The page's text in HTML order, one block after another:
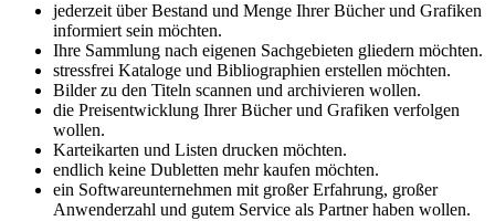
jederzeit über Bestand und Menge Ihrer Bücher und Grafiken
informiert sein möchten.
Ihre Sammlung nach eigenen Sachgebieten gliedern möchten.
stressfrei Kataloge und Bibliographien erstellen möchten.
Bilder zu den Titeln scannen und archivieren wollen.
die Preisentwicklung Ihrer Bücher und Grafiken verfolgen
wollen.
Karteikarten und Listen drucken möchten.
endlich keine Dubletten mehr kaufen möchten.
ein Softwareunternehmen mit großer Erfahrung, großer
Anwenderzahl und gutem Service als Partner haben wollen.